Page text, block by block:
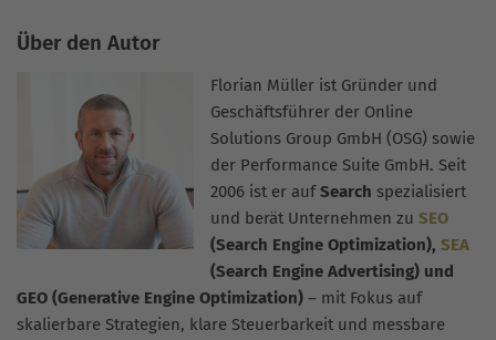
Über den Autor
Florian Müller ist Gründer und
Geschäftsführer der Online
Solutions Group GmbH (OSG) sowie
der Performance Suite GmbH. Seit
2006 ist er aufSearch spezialisiert
und berät Unternehmen zu SEO
(Search Engine Optimization), SEA
(Search Engine Advertising) und
GEO (Generative Engine Optimization) – mit Fokus auf
skalierbare Strategien, klare Steuerbarkeit und messbare